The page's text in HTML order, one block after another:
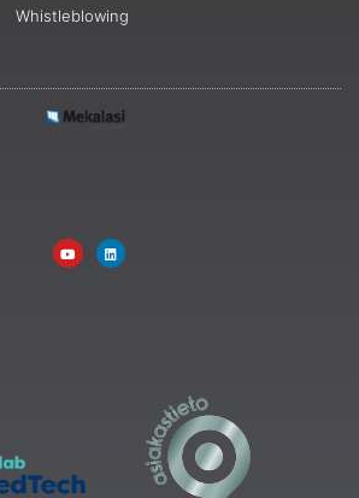
Whistleblowing